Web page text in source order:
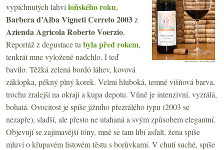
vypíchnutých lahvíloňského roku,
Barbera d’Alba Vigneti Cerreto 2003z
Azienda Agricola Roberto Voerzio.
Reportáž z degustace tu byla před rokem,
tenkrát mne vyloženě nadchlo. I teď
bavilo. Těžká zelená bordó láhev, kovová
záklopka, pěkný plný korek. Velmi hluboká, temně višňová barva,
trochu zralejší na okraji a kupa depotu. Vůně je intenzivní, vyzrálá,
bohatá. Ovocitost je spíše jižního přezrálého typu (2003 se
nezapře), sladší, ale přesto ne utahaná a svým způsobem elegantní.
Objevují se zajímavější tóny, mně se tam líbí asfalt, žena spíše
mluví o křupavém listovém těstu s borůvkami. V chuti suché, spíše